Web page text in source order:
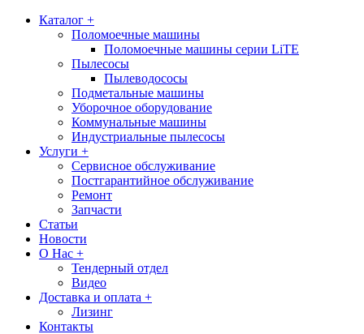
Каталог +
Поломоечные машины
Поломоечные машины серии LiTE
Пылесосы
Пылеводососы
Подметальные машины
Уборочное оборудование
Коммунальные машины
Индустриальные пылесосы
Услуги +
Сервисное обслуживание
Постгарантийное обслуживание
Ремонт
Запчасти
Статьи
Новости
О Нас +
Тендерный отдел
Видео
Доставка и оплата +
Лизинг
Контакты